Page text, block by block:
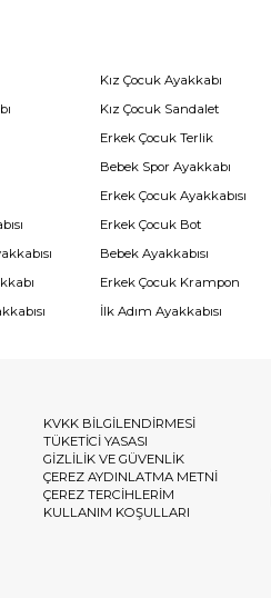
Kız Çocuk Ayakkabı
Kız Çocuk Sandalet
Erkek Çocuk Terlik
Bebek Spor Ayakkabı
Erkek Çocuk Ayakkabısı
Erkek Çocuk Bot
Bebek Ayakkabısı
Erkek Çocuk Krampon
İlk Adım Ayakkabısı
KVKK BİLGİLENDİRMESİ
TÜKETİCİ YASASI
GİZLİLİK VE GÜVENLİK
ÇEREZ AYDINLATMA METNİ
ÇEREZ TERCİHLERİM
KULLANIM KOŞULLARI